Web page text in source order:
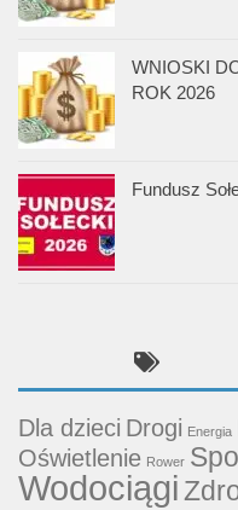
WNIOSKI
ROK 2026
Fundusz
Dla dzieci Drogi Energia
Oświetlenie Rower
Wodociągi